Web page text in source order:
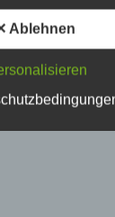
USA.
Ablehnen